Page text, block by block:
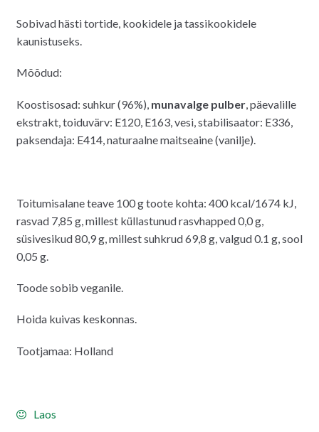
Sobivad hästi tortide, kookidele ja tassikookidele
kaunistuseks.
Mõõdud:
Koostisosad: suhkur (96%), munavalge pulber, päevalille
ekstrakt, toiduvärv: E120, E163, vesi, stabilisaator: E336,
paksendaja: E414, naturaalne maitseaine (vanilje).
Toitumisalane teave 100 g toote kohta: 400 kcal/1674 kJ,
rasvad 7,85 g, millest küllastunud rasvhapped 0,0 g,
süsivesikud 80,9 g, millest suhkrud 69,8 g, valgud 0.1 g, sool
0,05 g.
Toode sobib veganile.
Hoida kuivas keskonnas.
Tootjamaa: Holland
Laos